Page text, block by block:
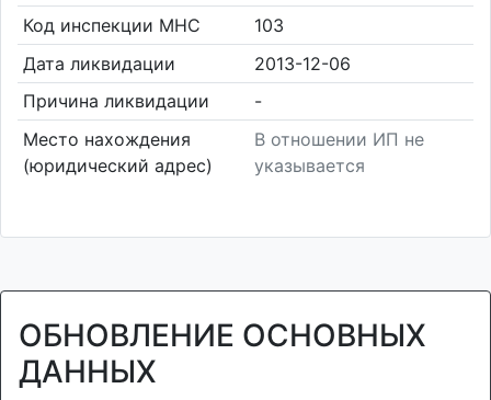
Код инспекции МНС
103
Дата ликвидации
2013-12-06
Причина ликвидации
-
Место нахождения
(юридический адрес)
В отношении ИП не
указывается
ОБНОВЛЕНИЕ ОСНОВНЫХ
ДАННЫХ